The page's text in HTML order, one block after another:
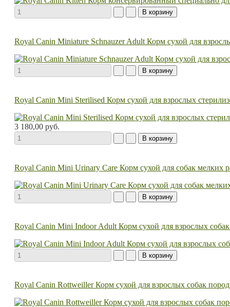
Royal Canin Miniature Schnauzer Adult Корм сухой для
Royal Canin Mini Sterilised Корм сухой для взрослых
3 180,00 руб.
Royal Сanin Mini Urinary Care Корм сухой для собак мелких
Royal Canin Mini Indoor Adult Корм сухой для взрослых
Royal Canin Rottweiller Корм сухой для взрослых собак